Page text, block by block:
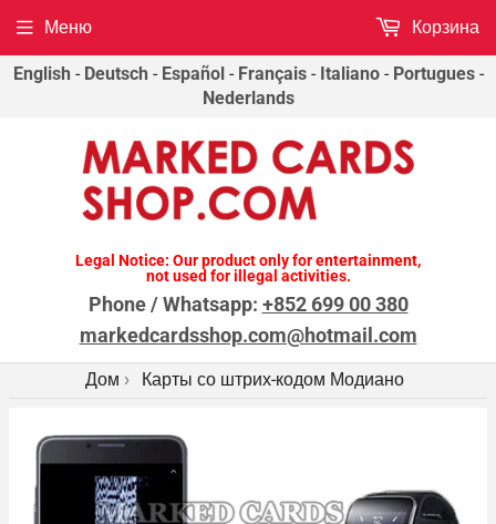
English - Deutsch - Español- Français- Italiano- Portugues-
Nederlands
Legal Notice: Our product only for entertainment,
not used for illegal activities.
Phone / Whatsapp: +852 699 00 380
markedcardsshop.com@hotmail.com
Меню Корзина
Дом › Карты со штрих-кодом Модиано